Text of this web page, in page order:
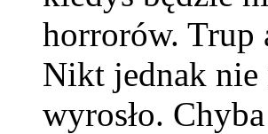
horrorów. Trup
Nikt jednak nie
wyrosło.